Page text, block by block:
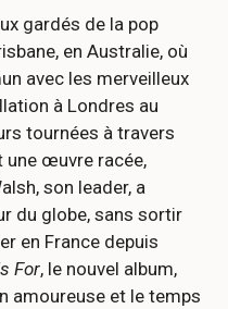
gardés de la pop
en Australie, où
avec les merveilleux
à Londres au
tournées à travers
une œuvre racée,
son leader, a
du globe, sans sortir
en France depuis
For, le nouvel album,
amoureuse et le temps